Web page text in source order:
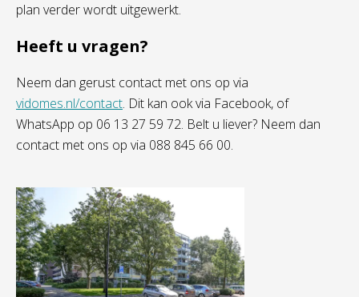
plan verder wordt uitgewerkt.
Heeft u vragen?
Neem dan gerust contact met ons op via
vidomes.nl/contact. Dit kan ook via Facebook, of
WhatsApp op 06 13 27 59 72. Belt u liever? Neem dan
contact met ons op via 088 845 66 00.